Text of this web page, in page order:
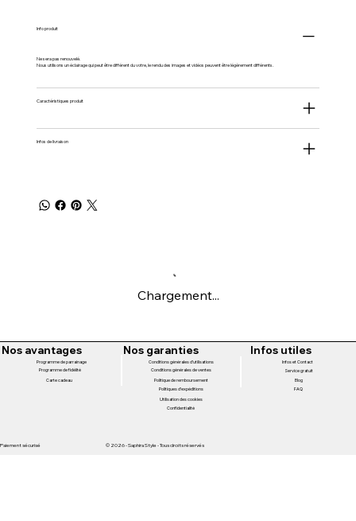
Info produit
Ne sera pas renouvelé.
Nous utilisons un éclairage qui peut être différent du votre, le rendu des images et vidéos peuvent être légèrement différents.
Caractéristiques produit
Infos de livraison
Chargement...
Nos avantages Nos garanties Infos utiles
Programme de parrainage
Programme de fidélité
Carte cadeau
Conditions générales d'utilisations
Conditions générales de ventes
Infos et Contact
Politique de remboursement
Service gratuit
Politiques d'expéditions
Blog
Confidentialité
Utilisation des cookies
FAQ
Paiement sécurisé © 2026 - Saphira Style - Tous droits réservés